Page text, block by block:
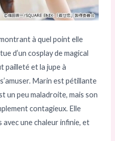
à quel point elle
d’un cosplay de magical
pailleté et la jupe à
Marin est pétillante
un peu maladroite, mais son
contagieux. Elle
une chaleur infinie, et